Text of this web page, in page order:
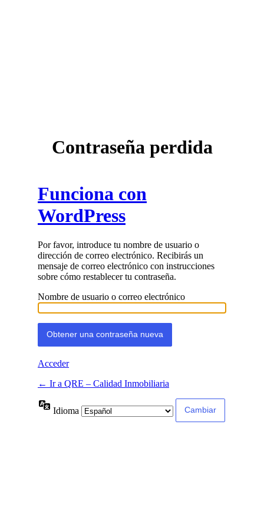
Contraseña perdida
Funciona con
WordPress
Por favor, introduce tu nombre de usuario o
dirección de correo electrónico. Recibirás un
mensaje de correo electrónico con instrucciones
sobre cómo restablecer tu contraseña.
Nombre de usuario o correo electrónico
Acceder
← Ir a QRE – Calidad Inmobiliaria
Idioma